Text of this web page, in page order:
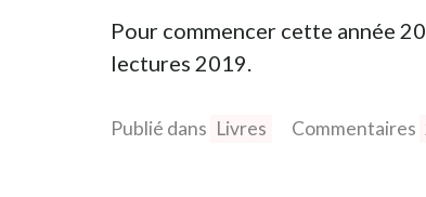
Pour commencer cette année
lectures 2019.
Publié dans Livres Commentaires